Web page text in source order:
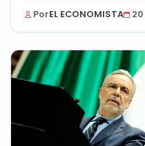
PorEL ECONOMISTA